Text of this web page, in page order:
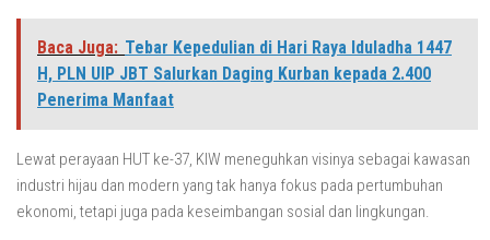
Baca Juga: Tebar Kepedulian di Hari Raya Iduladha 1447
H, PLN UIP JBT Salurkan Daging Kurban kepada 2.400
Penerima Manfaat
Lewat perayaan HUT ke-37, KIW meneguhkan visinya sebagai kawasan
industri hijau dan modern yang tak hanya fokus pada pertumbuhan
ekonomi, tetapi juga pada keseimbangan sosial dan lingkungan.